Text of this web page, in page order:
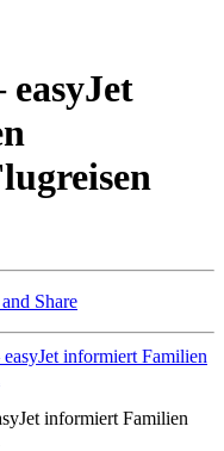
informiert Familien